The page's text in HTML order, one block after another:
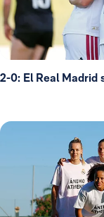
2-0: El Real Madrid